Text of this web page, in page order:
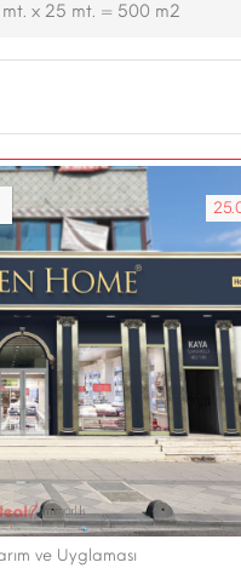
x 25 mt. = 500 m2
ve Uyglaması